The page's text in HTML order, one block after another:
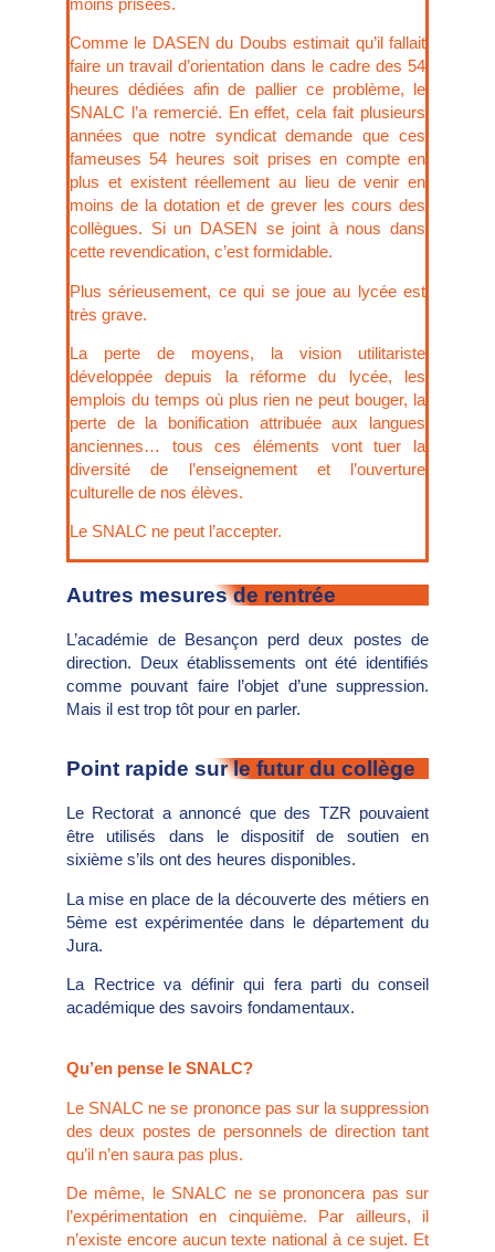
Comme le DASEN du Doubs estimait qu’il fallait
faire un travail d’orientation dans le cadre des 54
heures dédiées afin de pallier ce problème, le
SNALC l’a remercié. En effet, cela fait plusieurs
années que notre syndicat demande que ces
fameuses 54 heures soit prises en compte en
plus et existent réellement au lieu de venir en
moins de la dotation et de grever les cours des
collègues. Si un DASEN se joint à nous dans
cette revendication, c’est formidable.
Plus sérieusement, ce qui se joue au lycée est
très grave.
La perte de moyens, la vision utilitariste
développée depuis la réforme du lycée, les
emplois du temps où plus rien ne peut bouger, la
perte de la bonification attribuée aux langues
anciennes… tous ces éléments vont tuer la
diversité de l’enseignement et l’ouverture
culturelle de nos élèves.
Le SNALC ne peut l’accepter.
Autres mesures de rentrée
L’académie de Besançon perd deux postes de
direction. Deux établissements ont été identifiés
comme pouvant faire l’objet d’une suppression.
Mais il est trop tôt pour en parler.
Point rapide sur le futur du collège
Le Rectorat a annoncé que des TZR pouvaient
être utilisés dans le dispositif de soutien en
sixième s’ils ont des heures disponibles.
La mise en place de la découverte des métiers en
5ème est expérimentée dans le département du
Jura.
La Rectrice va définir qui fera parti du conseil
académique des savoirs fondamentaux.
Qu’en pense le SNALC?
Le SNALC ne se prononce pas sur la suppression
des deux postes de personnels de direction tant
qu’il n’en saura pas plus.
De même, le SNALC ne se prononcera pas sur
l’expérimentation en cinquième. Par ailleurs, il
n’existe encore aucun texte national à ce sujet. Et